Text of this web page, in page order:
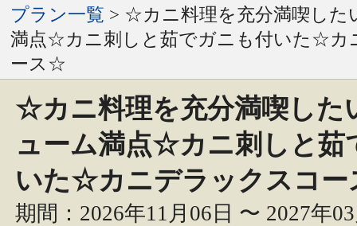
プラン一覧 > ☆カニ料理を充分満喫した
満点☆カニ刺しと茹でガニも付いた☆カ
ース☆
☆カニ料理を充分満喫した
ューム満点☆カニ刺しと茹
いた☆カニデラックスコ
期間：2026年11月06日 〜 2027年